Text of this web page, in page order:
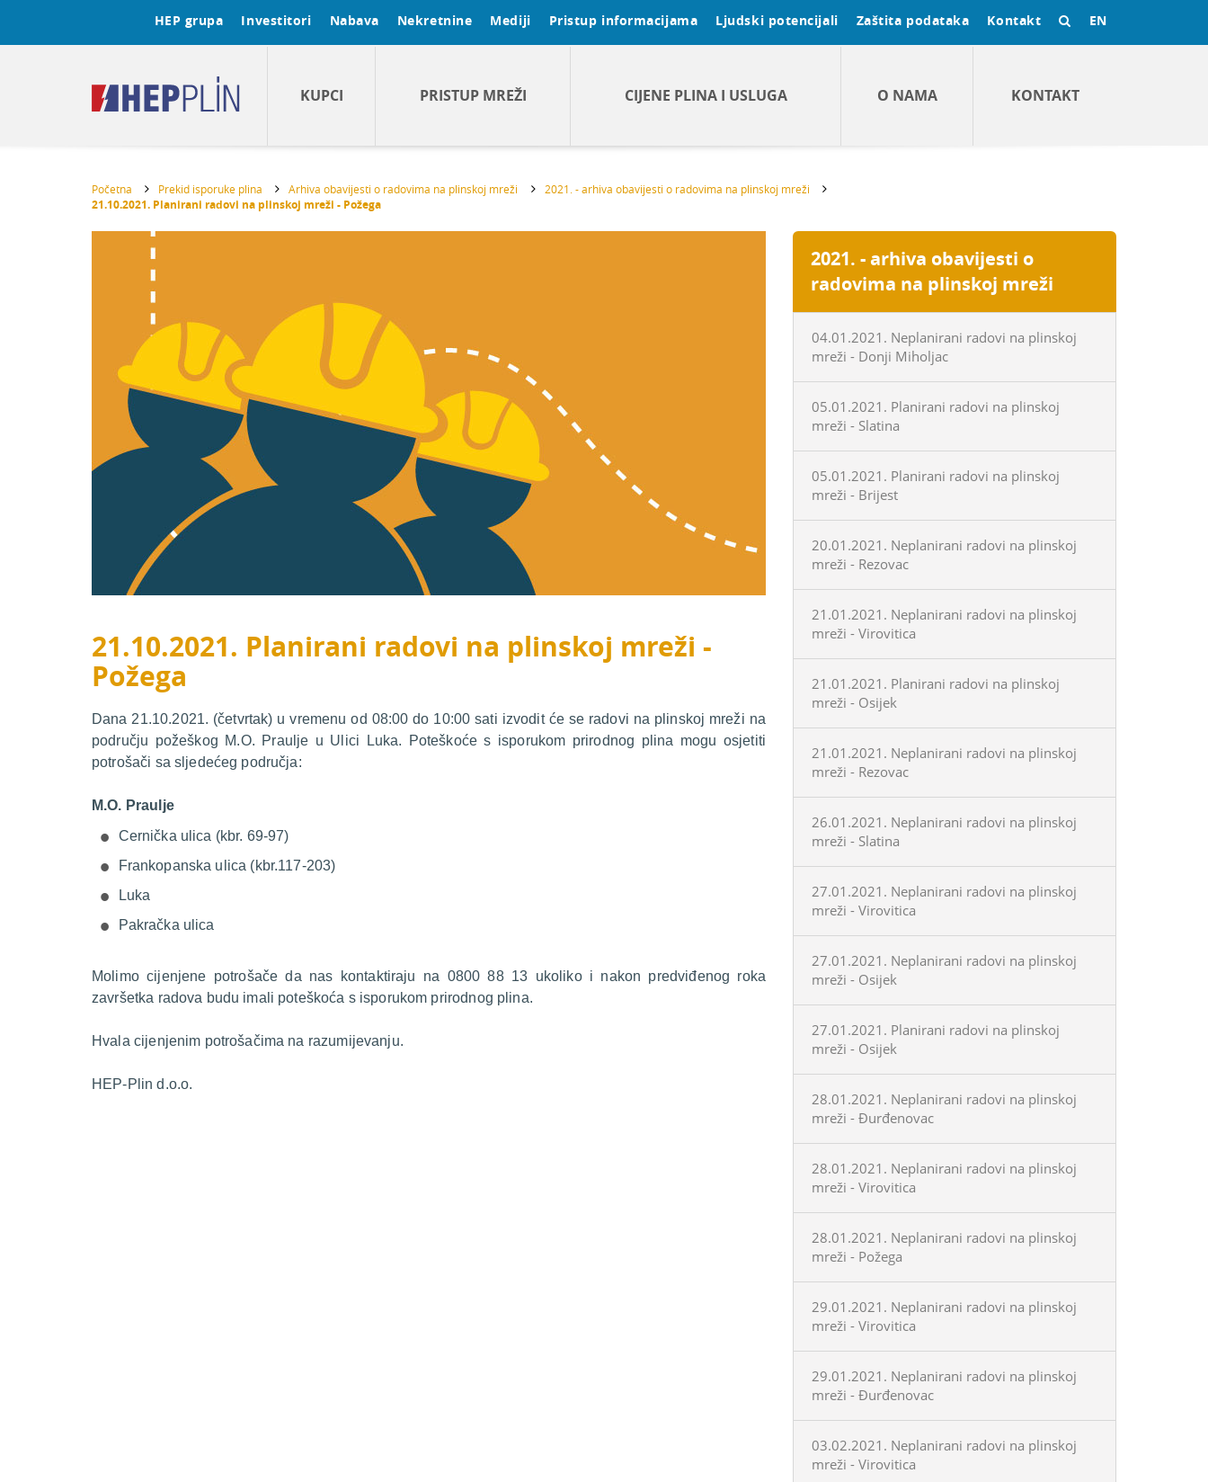
HEP grupa Investitori Nabava Nekretnine Mediji Pristup informacijama Ljudski potencijali Zaštita podataka Kontakt EN
KUPCI PRISTUP MREŽI CIJENE PLINA I USLUGA O NAMA KONTAKT
Početna Prekid isporuke plina Arhiva obavijesti o radovima na plinskoj mreži 2021. - arhiva obavijesti o radovima na plinskoj mreži
21.10.2021. Planirani radovi na plinskoj mreži - Požega
21.10.2021. Planirani radovi na plinskoj mreži -
Požega
Dana 21.10.2021. (četvrtak) u vremenu od 08:00 do 10:00 sati izvodit će se radovi na plinskoj mreži na
području požeškog M.O. Praulje u Ulici Luka. Poteškoće s isporukom prirodnog plina mogu osjetiti
potrošači sa sljedećeg područja:
M.O. Praulje
Cernička ulica (kbr. 69-97)
Frankopanska ulica (kbr.117-203)
Luka
Pakračka ulica
Molimo cijenjene potrošače da nas kontaktiraju na 0800 88 13 ukoliko i nakon predviđenog roka
završetka radova budu imali poteškoća s isporukom prirodnog plina.
Hvala cijenjenim potrošačima na razumijevanju.
HEP-Plin d.o.o.
2021. - arhiva obavijesti o
radovima na plinskoj mreži
04.01.2021. Neplanirani radovi na plinskoj
mreži - Donji Miholjac
05.01.2021. Planirani radovi na plinskoj
mreži - Slatina
05.01.2021. Planirani radovi na plinskoj
mreži - Brijest
20.01.2021. Neplanirani radovi na plinskoj
mreži - Rezovac
21.01.2021. Neplanirani radovi na plinskoj
mreži - Virovitica
21.01.2021. Planirani radovi na plinskoj
mreži - Osijek
21.01.2021. Neplanirani radovi na plinskoj
mreži - Rezovac
26.01.2021. Neplanirani radovi na plinskoj
mreži - Slatina
27.01.2021. Neplanirani radovi na plinskoj
mreži - Virovitica
27.01.2021. Neplanirani radovi na plinskoj
mreži - Osijek
27.01.2021. Planirani radovi na plinskoj
mreži - Osijek
28.01.2021. Neplanirani radovi na plinskoj
mreži - Đurđenovac
28.01.2021. Neplanirani radovi na plinskoj
mreži - Virovitica
28.01.2021. Neplanirani radovi na plinskoj
mreži - Požega
29.01.2021. Neplanirani radovi na plinskoj
mreži - Virovitica
29.01.2021. Neplanirani radovi na plinskoj
mreži - Đurđenovac
03.02.2021. Neplanirani radovi na plinskoj
mreži - Virovitica